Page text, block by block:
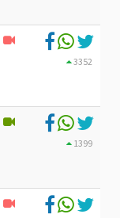
3352
1399